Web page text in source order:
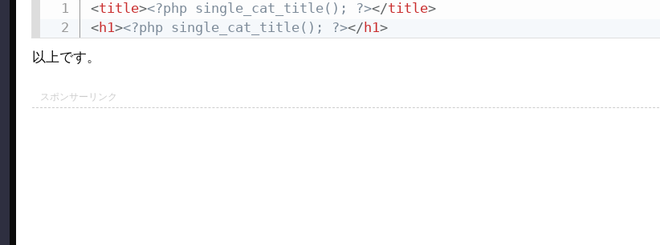
<title><?php single_cat_title(); ?></title>
<h1><?php single_cat_title(); ?></ h1>
以上です。